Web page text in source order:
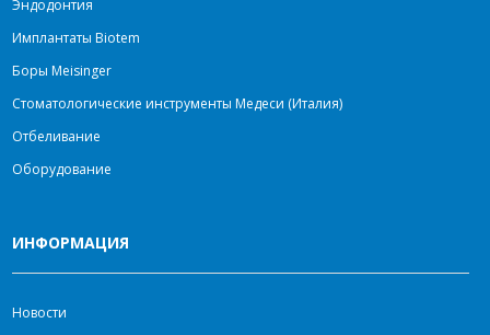
Эндодонтия
Имплантаты Biotem
Боры Meisinger
Стоматологические инструменты Медеси (Италия)
Отбеливание
Оборудование
ИНФОРМАЦИЯ
Новости